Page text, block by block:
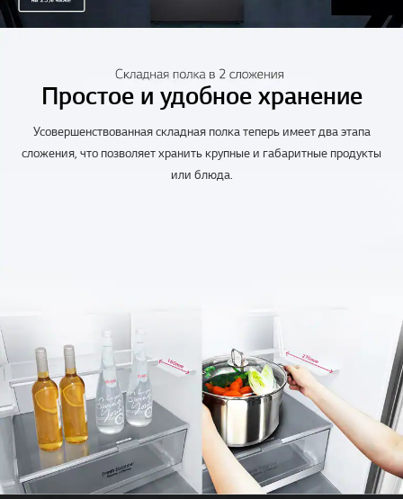
Простое и удобное хранение
Усовершенствованная складная полка теперь имеет два этапа
сложения, что позволяет хранить крупные и габаритные продукты
или блюда.